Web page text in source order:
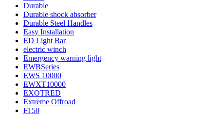
Durable
Durable shock absorber
Durable Steel Handles
Easy Installation
ED Light Bar
electric winch
Emergency warning light
EWBSeries
EWS 10000
EWXT10000
EXOTRED
Extreme Offroad
F150